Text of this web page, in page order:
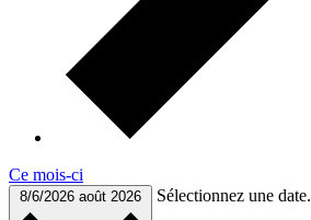
Ce mois-ci
8/6/2026 août 2026 Sélectionnez une date.